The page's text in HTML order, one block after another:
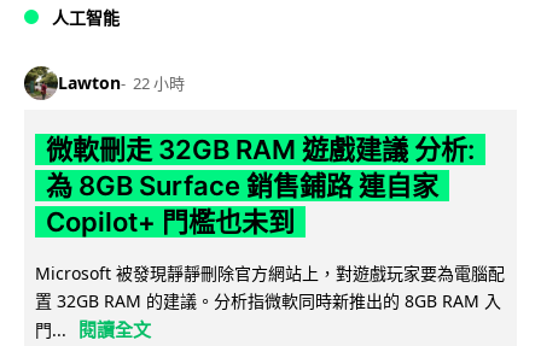
人工智能
Lawton 22 小時
微軟刪走 32GB RAM 遊戲建議 分析:
為 8GB Surface 銷售鋪路 連自家
Copilot+ 門檻也未到
Microsoft 被發現靜靜刪除官方網站上，對遊戲玩家要為電腦配
置 32GB RAM 的建議。分析指微軟同時新推出的 8GB RAM 入
門...
閱讀全文